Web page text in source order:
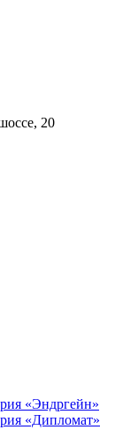
20
«Эндргейн»
«Дипломат»